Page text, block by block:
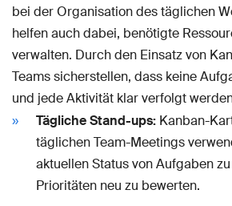
bei der Organisation des täglichen
helfen auch dabei, benötigte
verwalten. Durch den Einsatz von
Teams sicherstellen, dass keine
und jede Aktivität klar verfolgt
Tägliche Stand-ups: Kanban-
täglichen Team-Meetings
aktuellen Status von Aufgaben
Prioritäten neu zu bewerten.